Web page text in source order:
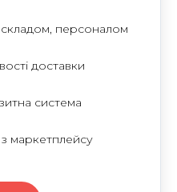
складом, персоналом
доставки
система
маркетплейсу